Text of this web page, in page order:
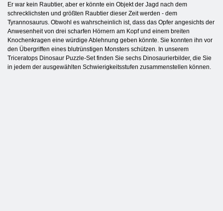
Er war kein Raubtier, aber er könnte ein Objekt der Jagd nach dem
schrecklichsten und größten Raubtier dieser Zeit werden - dem
Tyrannosaurus. Obwohl es wahrscheinlich ist, dass das Opfer angesichts der
Anwesenheit von drei scharfen Hörnern am Kopf und einem breiten
Knochenkragen eine würdige Ablehnung geben könnte. Sie konnten ihn vor
den Übergriffen eines blutrünstigen Monsters schützen. In unserem
Triceratops Dinosaur Puzzle-Set finden Sie sechs Dinosaurierbilder, die Sie
in jedem der ausgewählten Schwierigkeitsstufen zusammenstellen können.